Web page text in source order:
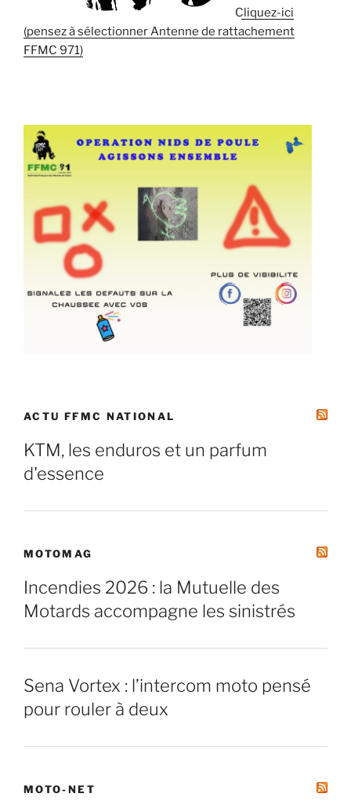
Cliquez-ici
(pensez à sélectionner Antenne de rattachement
FFMC 971)
ACTU FFMC NATIONAL
KTM, les enduros et un parfum
d'essence
MOTOMAG
Incendies 2026 : la Mutuelle des
Motards accompagne les sinistrés
Sena Vortex : l’intercom moto pensé
pour rouler à deux
MOTO-NET